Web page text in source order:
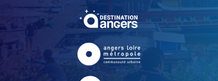
, Ouvre une nouvelle
, Ouvre une nouvelle